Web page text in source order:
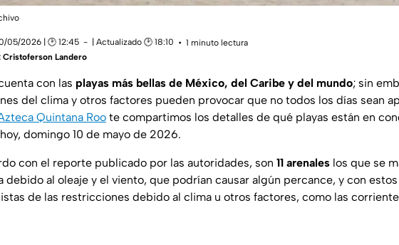
05/2026 | 🕑 12:45 | Actualizado 🕑 18:10
1 minuto lectura
Cristoferson Landero
con las playas más bellas de México, del Caribe y del mundo; sin
del clima y otros factores pueden provocar que no todos los días sean
Quintana Roo te compartimos los detalles de qué playas están en
domingo 10 de mayo de 2026.
con el reporte publicado por las autoridades, son 11 arenales los que se
debido al oleaje y el viento, que podrían causar algún percance, y con
de las restricciones debido al clima u otros factores, como las